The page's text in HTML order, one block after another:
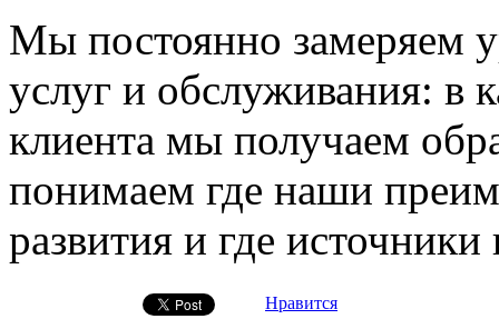
Мы постоянно замеряем
услуг и обслуживания: в
клиента мы получаем
понимаем где наши
развития и где
Нравится